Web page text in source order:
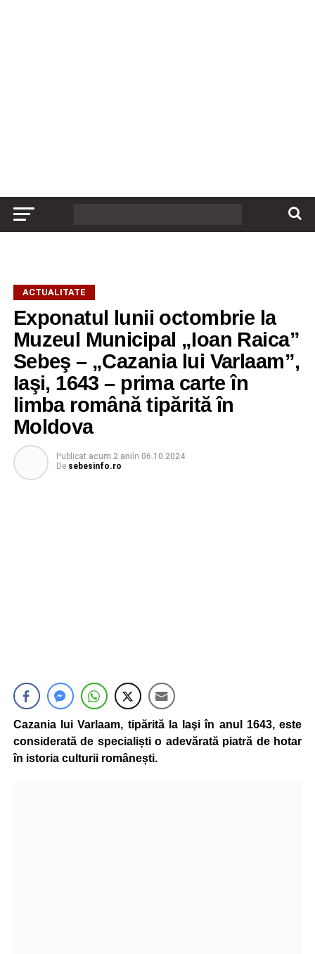
ACTUALITATE
Exponatul lunii octombrie la
Muzeul Municipal „Ioan Raica”
Sebeş – „Cazania lui Varlaam”,
Iaşi, 1643 – prima carte în
limba română tipărită în
Moldova
Publicat acum 2 aniîn 06.10.2024
De sebesinfo.ro
Cazania lui Varlaam, tipărită la Iaşi în anul 1643, este
considerată de specialiști o adevărată piatră de hotar
în istoria culturii românești.